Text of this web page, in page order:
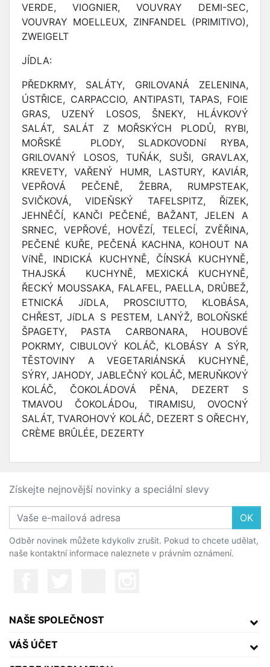
VERDE, VIOGNIER, VOUVRAY DEMI-SEC,
VOUVRAY MOELLEUX, ZINFANDEL (PRIMITIVO),
ZWEIGELT
JÍDLA:
PŘEDKRMY, SALÁTY, GRILOVANÁ ZELENINA,
ÚSTŘICE, CARPACCIO, ANTIPASTI, TAPAS, FOIE
GRAS, UZENÝ LOSOS, ŠNEKY, HLÁVKOVÝ
SALÁT, SALÁT Z MOŘSKÝCH PLODŮ, RYBI,
MOŘSKÉ PLODY, SLADKOVODNí RYBA,
GRILOVANÝ LOSOS, TUŇÁK, SUŠI, GRAVLAX,
KREVETY, VAŘENÝ HUMR, LASTURY, KAVIÁR,
VEPŘOVÁ PEČENĚ, ŽEBRA, RUMPSTEAK,
SVIČKOVÁ, VIDEŇSKÝ TAFELSPITZ, ŘíZEK,
JEHNĚČÍ, KANČI PEČENÉ, BAŽANT, JELEN A
SRNEC, VEPŘOVÉ, HOVĚZÍ, TELECÍ, ZVĚŘINA,
PEČENÉ KUŘE, PEČENÁ KACHNA, KOHOUT NA
VíNĚ, INDICKÁ KUCHYNĚ, ČÍNSKÁ KUCHYNĚ,
THAJSKÁ KUCHYNĚ, MEXICKÁ KUCHYNĚ,
ŘECKÝ MOUSSAKA, FALAFEL, PAELLA, DRŮBEŽ,
ETNICKÁ JíDLA, PROSCIUTTO, KLOBÁSA,
CHŘEST, JíDLA S PESTEM, LANÝŽ, BOLOŇSKÉ
ŠPAGETY, PASTA CARBONARA, HOUBOVÉ
POKRMY, CIBULOVÝ KOLÁČ, KLOBÁSY A SÝR,
TĚSTOVINY A VEGETARIÁNSKÁ KUCHYNĚ,
SÝRY, JAHODY, JABLEČNÝ KOLÁČ, MERUŇKOVÝ
KOLÁČ, ČOKOLÁDOVÁ PĚNA, DEZERT S
TMAVOU ČOKOLÁDOu, TIRAMISU, OVOCNÝ
SALÁT, TVAROHOVÝ KOLÁČ, DEZERT S OŘECHY,
CRÈME BRÛLÉE, DEZERTY
Získejte nejnovější novinky a speciální slevy
OK
Odběr novinek můžete kdykoliv zrušit. Pokud to chcete udělat,
naše kontaktní informace naleznete v právním oznámení.
NAŠE SPOLEČNOST
VÁŠ ÚČET